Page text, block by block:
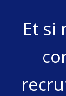
Et si